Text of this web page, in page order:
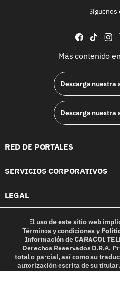
Síguenos
facebook
tiktok
Más contenido en
Descarga nuestra
Descarga nuestra
RED DE PORTALES
SERVICIOS CORPORATIVOS
LEGAL
El uso de este sitio web
Términos y condicionesy
InformacióndeCARACOL
Derechos Reservados D.R.A.
total o parcial, así como su
autorización escrita de su
in part, or translation